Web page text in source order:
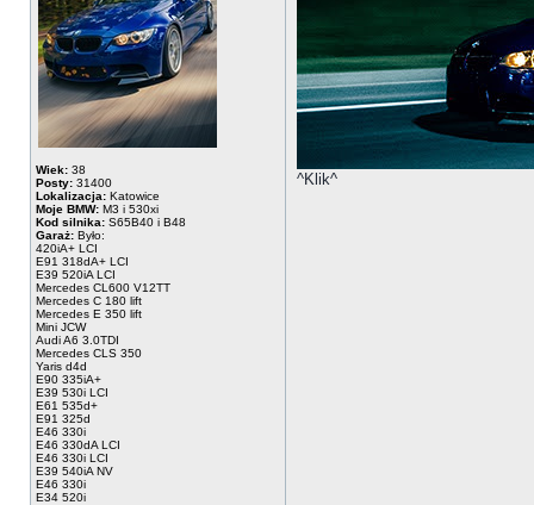
Wiek: 38
Posty: 31400
Lokalizacja: Katowice
Moje BMW: M3 i 530xi
Kod silnika: S65B40 i B48
Garaż: Było:
420iA+ LCI
E91 318dA+ LCI
E39 520iA LCI
Mercedes CL600 V12TT
Mercedes C 180 lift
Mercedes E 350 lift
Mini JCW
Audi A6 3.0TDI
Mercedes CLS 350
Yaris d4d
E90 335iA+
E39 530i LCI
E61 535d+
E91 325d
E46 330i
E46 330dA LCI
E46 330i LCI
E39 540iA NV
E46 330i
E34 520i
^Klik^